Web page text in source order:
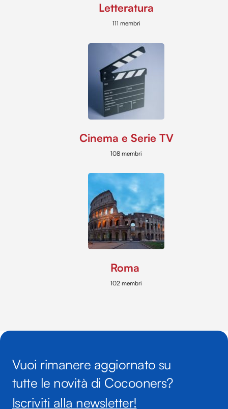
Letteratura
111 membri
Cinema e Serie TV
108 membri
Roma
102 membri
Vuoi rimanere aggiornato su
tutte le novità di Cocooners?
Iscriviti alla newsletter!